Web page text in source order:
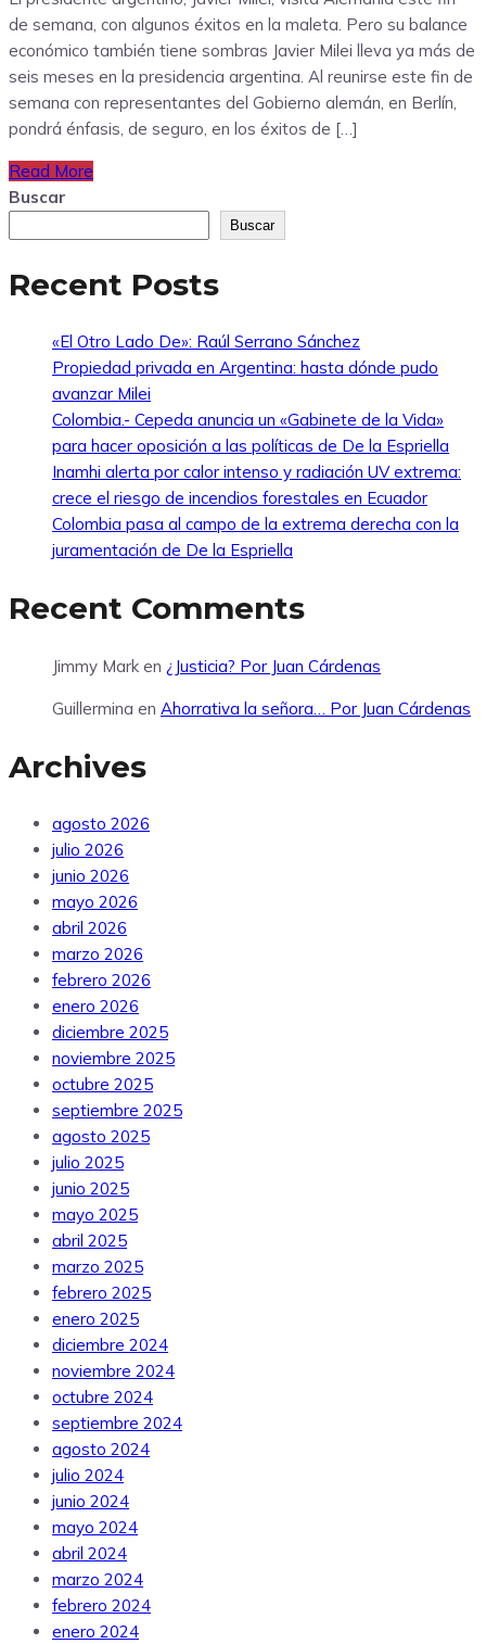
de semana, con algunos éxitos en la maleta. Pero su balance
económico también tiene sombras Javier Milei lleva ya más de
seis meses en la presidencia argentina. Al reunirse este fin de
semana con representantes del Gobierno alemán, en Berlín,
pondrá énfasis, de seguro, en los éxitos de […]
Read More
Buscar
Buscar
Recent Posts
«El Otro Lado De»: Raúl Serrano Sánchez
Propiedad privada en Argentina: hasta dónde pudo
avanzar Milei
Colombia.- Cepeda anuncia un «Gabinete de la Vida»
para hacer oposición a las políticas de De la Espriella
Inamhi alerta por calor intenso y radiación UV extrema:
crece el riesgo de incendios forestales en Ecuador
Colombia pasa al campo de la extrema derecha con la
juramentación de De la Espriella
Recent Comments
Jimmy Mark en ¿Justicia? Por Juan Cárdenas
Guillermina en Ahorrativa la señora… Por Juan Cárdenas
Archives
agosto 2026
julio 2026
junio 2026
mayo 2026
abril 2026
marzo 2026
febrero 2026
enero 2026
diciembre 2025
noviembre 2025
octubre 2025
septiembre 2025
agosto 2025
julio 2025
junio 2025
mayo 2025
abril 2025
marzo 2025
febrero 2025
enero 2025
diciembre 2024
noviembre 2024
octubre 2024
septiembre 2024
agosto 2024
julio 2024
junio 2024
mayo 2024
abril 2024
marzo 2024
febrero 2024
enero 2024